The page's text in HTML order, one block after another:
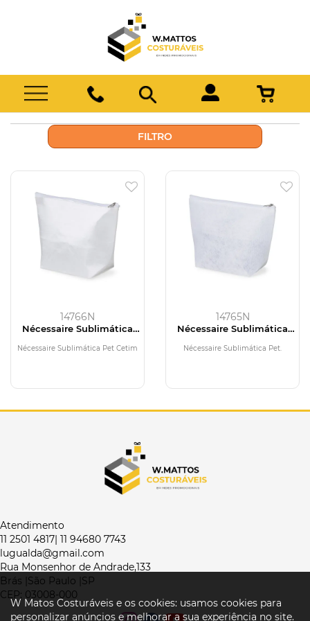
FILTRO
14766N
Nécessaire Sublimática
Nécessaire Sublimática Pet Cetim
14765N
Nécessaire Sublimática
Nécessaire Sublimática Pet.
Atendimento
11 2501 4817| 11 94680 7743
lugualda@gmail.com
Rua Monsenhor de Andrade,133
Brás |São Paulo |SP
CEP: 03008-000
W Matos Costuráveis e os cookies: usamos cookies para
personalizar anúncios e melhorar a sua experiência no site.